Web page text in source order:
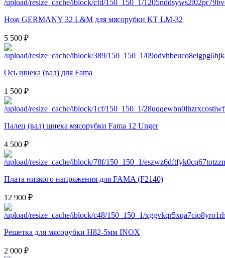
Нож GERMANY 32 L&M для мясорубки KT LM-32
5 500 ₽
Ось шнека (вал) для Fama
1 500 ₽
Палец (вал) шнека мясорубки Fama 12 Unger
4 500 ₽
Плата низкого напряжения для FAMA (F2140)
12 900 ₽
Решетка для мясорубки H82-5мм INOX
2 000 ₽